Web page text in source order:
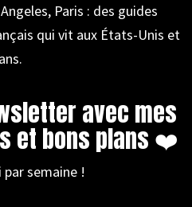
Paris : des guides
qui vit aux États-Unis et
avec mes
et bons plans ❤️
par semaine !